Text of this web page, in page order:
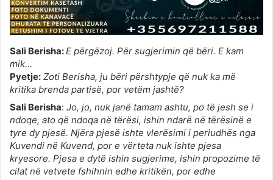
Sali Berisha:E përgëzoj. Për sugjerimin që bëri. E kam
mik…
Pyetje: Zoti Berisha, ju bëri përshtypje që nuk ka më
kritika brenda partisë, por vetëm jashtë?
Sali Berisha: Jo, jo, nuk janë tamam ashtu, po të jesh se i
ndoqe, ato që ndoqa në tërësi, ishin ndarë në tërësinë e
tyre dy pjesë. Njëra pjesë ishte vlerësimi i periudhës nga
Kuvendi në Kuvend, por e vërteta nuk ishte pjesa
kryesore. Pjesa e dytë ishin sugjerime, ishin propozime të
cilat në vetvete fshihnin edhe kritikën, por edhe